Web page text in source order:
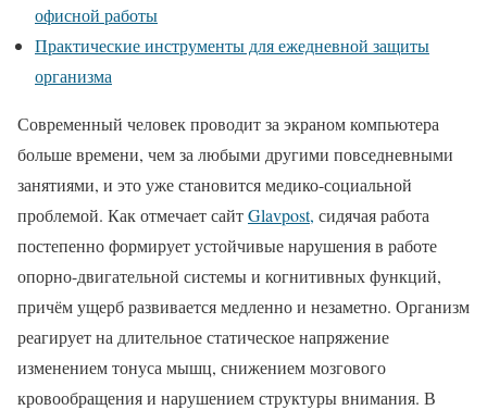
офисной работы
Практические инструменты для ежедневной защиты
организма
Современный человек проводит за экраном компьютера
больше времени, чем за любыми другими повседневными
занятиями, и это уже становится медико-социальной
проблемой. Как отмечает сайтGlavpost, сидячая работа
постепенно формирует устойчивые нарушения в работе
опорно-двигательной системы и когнитивных функций,
причём ущерб развивается медленно и незаметно. Организм
реагирует на длительное статическое напряжение
изменением тонуса мышц, снижением мозгового
кровообращения и нарушением структуры внимания. В